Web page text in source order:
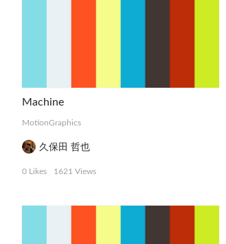
Machine
MotionGraphics
久保田 哲也
0 Likes 1621 Views